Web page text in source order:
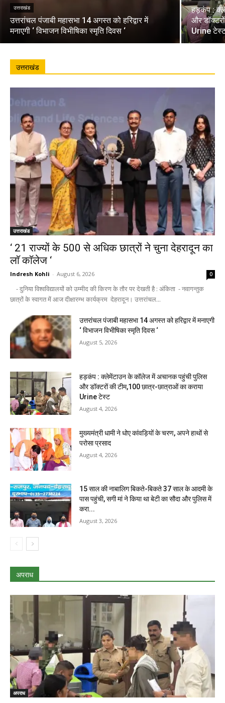
उत्तराखंड
उत्तरांचल पंजाबी महासभा 14 अगस्त को हरिद्वार में
मनाएगी ‘ विभाजन विभीषिका स्मृति दिवस ‘
हड़कंप :
और
Urine
उत्तराखंड
उत्तराखंड
‘ 21 राज्यों के 500 से अधिक छात्रों ने चुना देहरादून का
लाॅ काॅलेज ‘
Indresh Kohli - August 6, 2026 0
- दुनिया विश्वविद्यालयों को उम्मीद की किरण के तौर पर देखती है : अंकिता - नवागन्तुक
छात्रों के स्वागत में आज दीक्षारम्भ कार्यक्रम देहरादून। उत्तरांचल...
उत्तरांचल पंजाबी महासभा 14 अगस्त को हरिद्वार में मनाएगी
‘ विभाजन विभीषिका स्मृति दिवस ‘
August 5, 2026
हड़कंप : क्लेमेंटाउन के कॉलेज में अचानक पहुंची पुलिस
और डॉक्टरों की टीम,100 छात्र-छात्राओं का कराया
Urine टेस्ट
August 4, 2026
मुख्यमंत्री धामी ने धोए कांवड़ियों के चरण, अपने हाथों से
परोसा प्रसाद
August 4, 2026
15 साल की नाबालिग बिकते-बिकते 37 साल के आदमी के
पास पहुंची, सगी मां ने किया था बेटी का सौदा और पुलिस में
करा...
August 3, 2026
अपराध
अपराध